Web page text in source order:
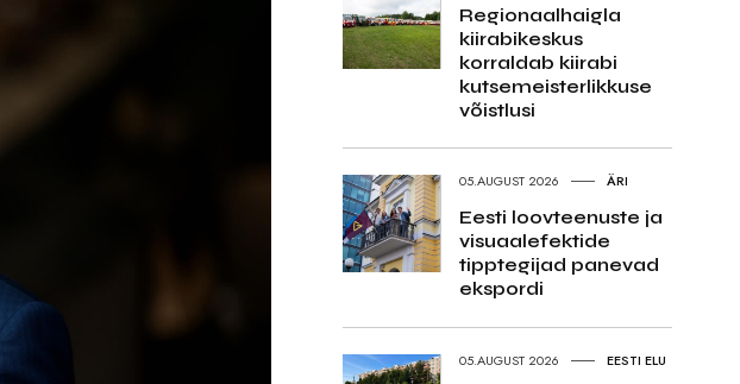
Regionaalhaigla
kiirabikeskus
korraldab kiirabi
kutsemeisterlikkuse
võistlusi
05.AUGUST 2026 ÄRI
Eesti loovteenuste ja
visuaalefektide
tipptegijad panevad
ekspordi
05.AUGUST 2026 EESTI ELU